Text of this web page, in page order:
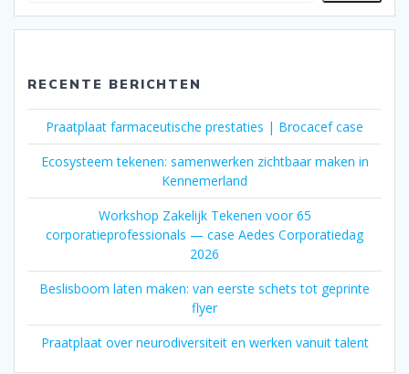
RECENTE BERICHTEN
Praatplaat farmaceutische prestaties | Brocacef case
Ecosysteem tekenen: samenwerken zichtbaar maken in
Kennemerland
Workshop Zakelijk Tekenen voor 65
corporatieprofessionals — case Aedes Corporatiedag
2026
Beslisboom laten maken: van eerste schets tot geprinte
flyer
Praatplaat over neurodiversiteit en werken vanuit talent